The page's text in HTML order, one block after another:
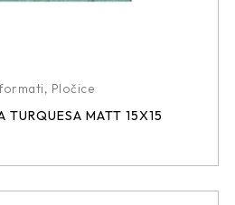
, Pločice
TURQUESA MATT 15X15